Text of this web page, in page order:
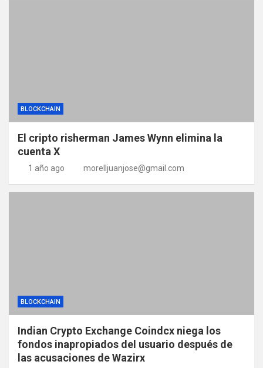
BLOCKCHAIN
El cripto risherman James Wynn elimina la
cuenta X
1 año ago morelljuanjose@gmail.com
BLOCKCHAIN
Indian Crypto Exchange Coindcx niega los
fondos inapropiados del usuario después de
las acusaciones de Wazirx